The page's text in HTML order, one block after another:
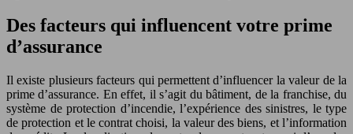
Des facteurs qui influencent votre prime
d’assurance
Il existe plusieurs facteurs qui permettent d’influencer la valeur de la
prime d’assurance. En effet, il s’agit du bâtiment, de la franchise, du
système de protection d’incendie, l’expérience des sinistres, le type
de protection et le contrat choisi, la valeur des biens, et l’information